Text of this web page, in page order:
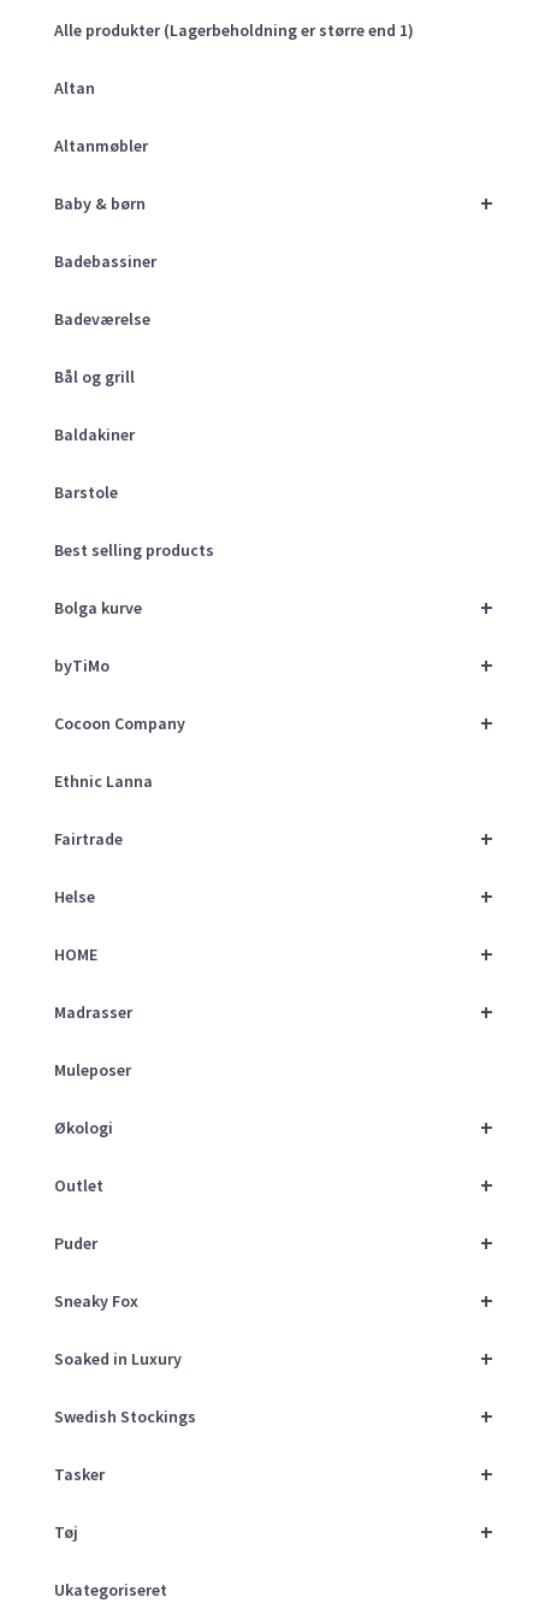
Alle produkter (Lagerbeholdning er større end 1)
Altan
Altanmøbler
+
Baby & børn
Badebassiner
Badeværelse
Bål og grill
Baldakiner
Barstole
Best selling products
+
Bolga kurve
+
byTiMo
+
Cocoon Company
Ethnic Lanna
+
Fairtrade
+
Helse
+
HOME
+
Madrasser
Muleposer
+
Økologi
+
Outlet
+
Puder
+
Sneaky Fox
+
Soaked in Luxury
+
Swedish Stockings
+
Tasker
+
Tøj
Ukategoriseret